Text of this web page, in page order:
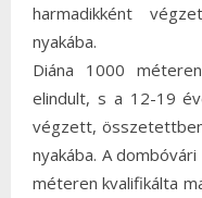
harmadikként
nyakába.
Diána 1000
elindult, s a 12-19
végzett,
nyakába. A
méteren kvalifikálta